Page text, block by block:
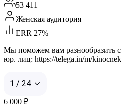
53 411
Женская аудитория
ERR 27%
Мы поможем вам разнообразить
юр. лиц: https://telega.in/m/
1 / 24
6 000 ₽